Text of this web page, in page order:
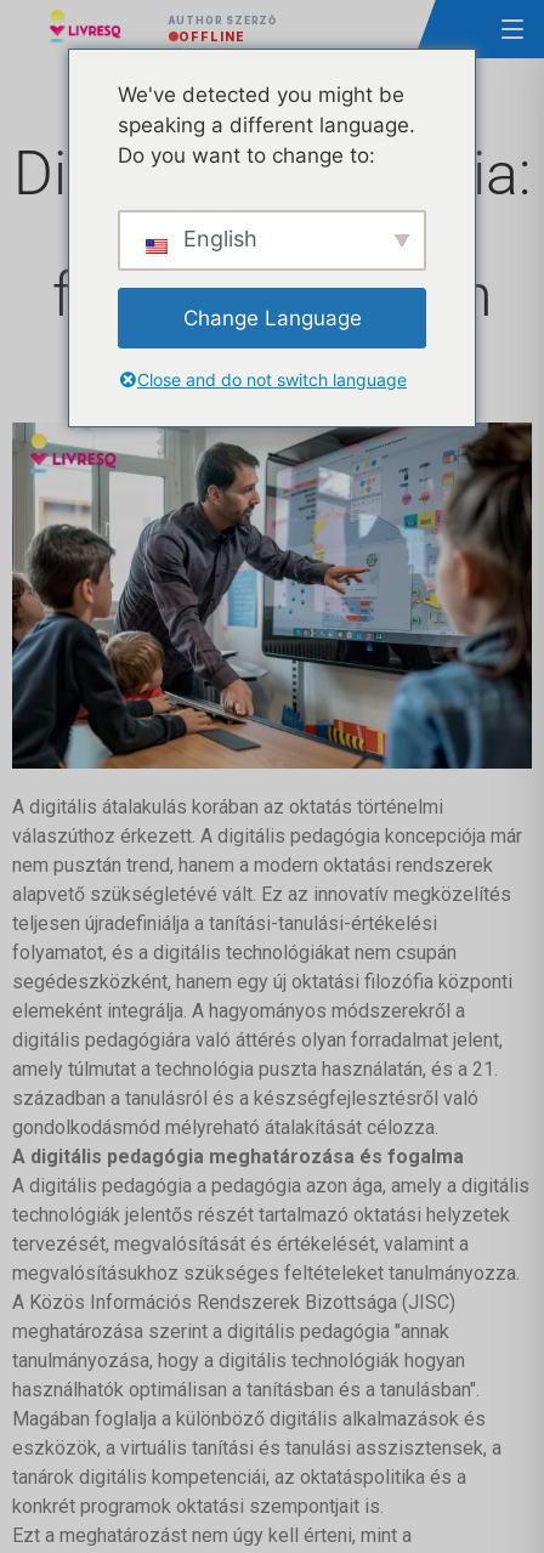
AUTHOR SZERZŐ
OFFLINE
Digitális pedagógia:
Mi az és miért
fontos a modern
oktatásban?
A digitális átalakulás korában az oktatás történelmi
válaszúthoz érkezett. A digitális pedagógia koncepciója már
nem pusztán trend, hanem a modern oktatási rendszerek
alapvető szükségletévé vált. Ez az innovatív megközelítés
teljesen újradefiniálja a tanítási-tanulási-értékelési
folyamatot, és a digitális technológiákat nem csupán
segédeszközként, hanem egy új oktatási filozófia központi
elemeként integrálja. A hagyományos módszerekről a
digitális pedagógiára való áttérés olyan forradalmat jelent,
amely túlmutat a technológia puszta használatán, és a 21.
században a tanulásról és a készségfejlesztésről való
gondolkodásmód mélyreható átalakítását célozza.
A digitális pedagógia meghatározása és fogalma
A digitális pedagógia a pedagógia azon ága, amely a digitális
technológiák jelentős részét tartalmazó oktatási helyzetek
tervezését, megvalósítását és értékelését, valamint a
megvalósításukhoz szükséges feltételeket tanulmányozza.
A Közös Információs Rendszerek Bizottsága (JISC)
meghatározása szerint a digitális pedagógia "annak
tanulmányozása, hogy a digitális technológiák hogyan
használhatók optimálisan a tanításban és a tanulásban".
Magában foglalja a különböző digitális alkalmazások és
eszközök, a virtuális tanítási és tanulási asszisztensek, a
tanárok digitális kompetenciái, az oktatáspolitika és a
konkrét programok oktatási szempontjait is.
Ezt a meghatározást nem úgy kell érteni, mint a
We've detected you might be
speaking a different language.
Do you want to change to:
English
Change Language
Close and do not switch language